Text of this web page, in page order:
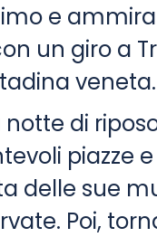
e
un giro a
veneta.
di
piazze
delle sue
Poi,